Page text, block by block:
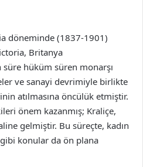
döneminde (1837-1901)
Britanya
hüküm süren monarşı
ve sanayi devrimiyle birlikte
atılmasına öncülük etmiştir.
önem kazanmış; Kraliçe,
gelmiştir. Bu süreçte, kadın
konular da ön plana